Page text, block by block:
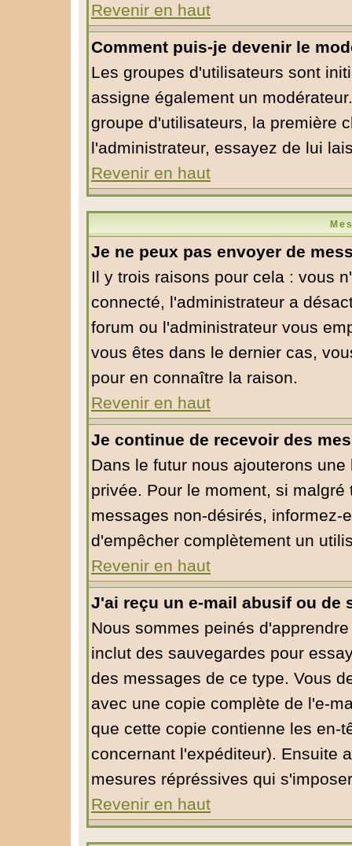
Revenir en haut
Comment puis-je devenir le
Les groupes d'utilisateurs sont
assigne également un
groupe d'utilisateurs, la première
l'administrateur, essayez de lui
Revenir en haut
Je ne peux pas envoyer de
Il y trois raisons pour cela : vous
connecté, l'administrateur a
forum ou l'administrateur vous
vous êtes dans le dernier cas,
pour en connaître la raison.
Revenir en haut
Je continue de recevoir des
Dans le futur nous ajouterons
privée. Pour le moment, si
messages non-désirés, informez-
d'empêcher complètement un
Revenir en haut
J'ai reçu un e-mail abusif ou de
Nous sommes peinés
inclut des sauvegardes pour
des messages de ce type. Vous
avec une copie complète de l'e-
que cette copie contienne les en-
concernant l'expéditeur). Ensuite
mesures répréssives qui
Revenir en haut